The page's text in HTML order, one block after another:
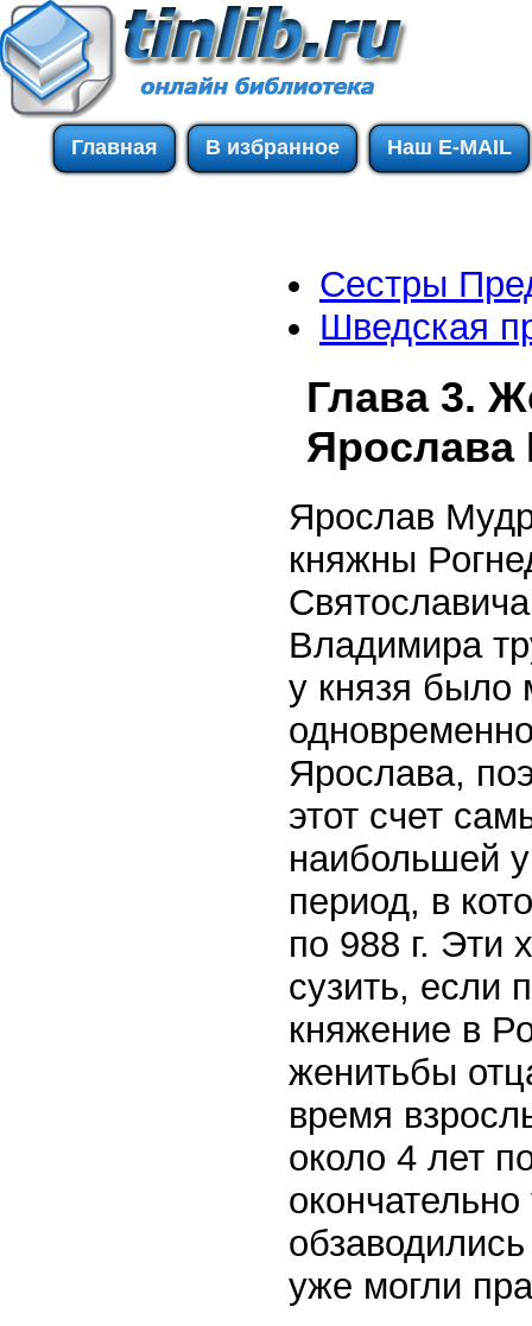
Главная В избранное Наш E-MAIL
Сестры
Шведская
Глава 3.
Ярослава
Ярослав
княжны
Владимира
у князя было
Ярослава,
этот счет
наибольшей
период, в
по 988 г. Эти
сузить, если
княжение в
женитьбы
время
около 4 лет
уже могли